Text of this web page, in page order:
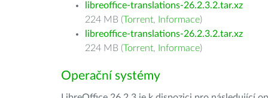
libreoffice-translations-26.2.3.2.tar.xz
224 MB (Torrent, Informace)
libreoffice-translations-26.2.3.2.tar.xz
224 MB (Torrent, Informace)
Operační systémy